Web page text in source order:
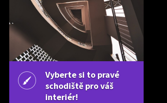
Vyberte si to pravé
schodiště pro váš
interiér!